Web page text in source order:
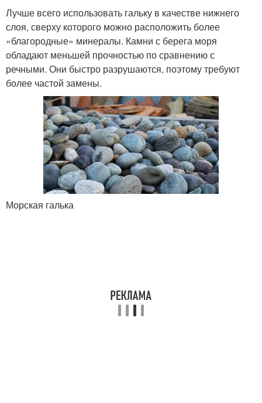
Лучше всего использовать гальку в качестве нижнего
слоя, сверху которого можно расположить более
«благородные» минералы. Камни с берега моря
обладают меньшей прочностью по сравнению с
речными. Они быстро разрушаются, поэтому требуют
более частой замены.
Морская галька